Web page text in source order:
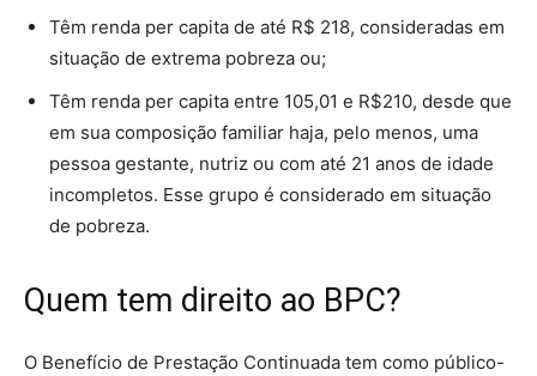
Têm renda per capita de até R$ 218, consideradas em
situação de extrema pobreza ou;
Têm renda per capita entre 105,01 e R$210, desde que
em sua composição familiar haja, pelo menos, uma
pessoa gestante, nutriz ou com até 21 anos de idade
incompletos. Esse grupo é considerado em situação
de pobreza.
Quem tem direito ao BPC?
O Benefício de Prestação Continuada tem como público-